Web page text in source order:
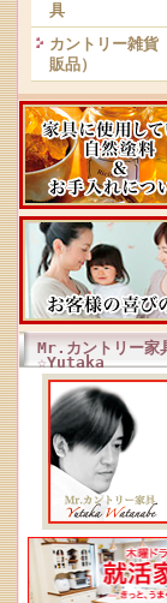
具
カントリー雑貨
販品）
Mr.カントリー家
☆Yutaka